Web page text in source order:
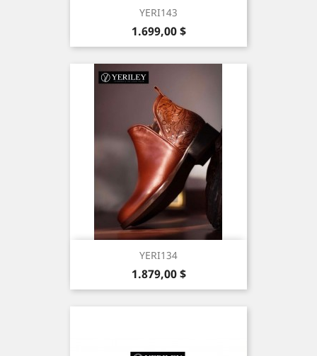
YERI143
Precio
1.699,00 $
YERI134
Precio
1.879,00 $